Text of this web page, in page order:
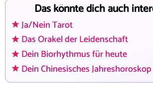
Das könnte dich auch
Ja/Nein Tarot
Das Orakel der Leidenschaft
Dein Biorhythmus für heute
Dein Chinesisches Jahreshoroskop